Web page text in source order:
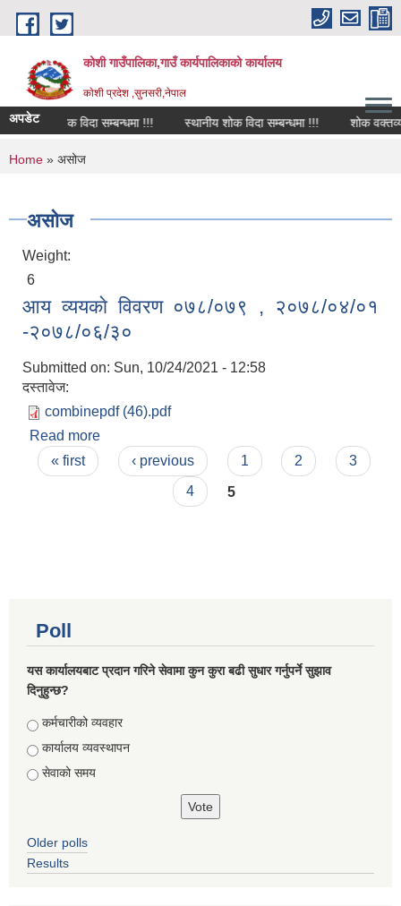
Skip to main content
कोशी गाउँपालिका,गाउँ कार्यपालिकाको कार्यालय
काेशी प्रदेश ,सुनसरी,नेपाल
अपडेट शोक विदा सम्बन्धमा !!! स्थानीय शोक विदा सम्बन्धमा !!! शोक वक्तव्य
You are here
Home » असोज
असोज
Weight:
6
आय व्ययकाे विवरण ०७८/०७९ , २०७८/०४/०१
-२०७८/०६/३०
Submitted on: Sun, 10/24/2021 - 12:58
दस्तावेज:
combinepdf (46).pdf
Read more
-२०७८/०६/३०
Pages
« first ‹ previous 1 2
3
4
5
Poll
यस कार्यालयबाट प्रदान गरिने सेवामा कुन कुरा बढी सुधार गर्नुपर्ने सुझाव
दिनुहुन्छ?
Choices
कर्मचारीको व्यवहार
कार्यालय व्यवस्थापन
सेवाको समय
Older polls
Results